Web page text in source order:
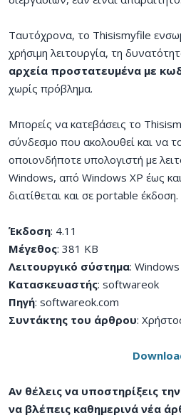
Ταυτόχρονα, το Thisismyfile
χρήσιμη λειτουργία, τη
αρχεία προστατευμένα με
χωρίς πρόβλημα.
Μπορείς να κατεβάσεις το
σύνδεσμο που ακολουθεί και να
οποιονδήποτε υπολογιστή με
Windows, από Windows XP έως
διατίθεται και σε portable έκδοση.
Έκδοση: 4.11
Μέγεθος: 381 ΚΒ
Λειτουργικό σύστημα:
Κατασκευαστής: softwareok
Πηγή: softwareok.com
Συντάκτης του άρθρου:
Αν θέλεις να υποστηρίξεις
να βλέπεις καθημερινά νέα